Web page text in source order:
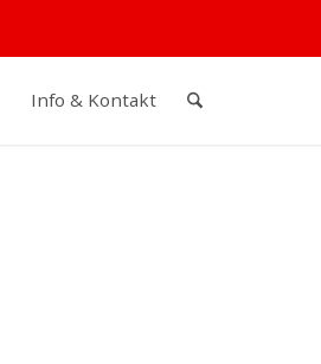
Info & Kontakt